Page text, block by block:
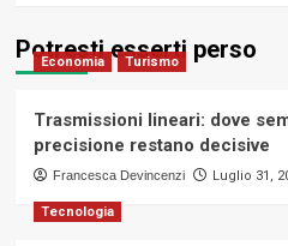
Potresti esserti perso
Economia Turismo
Trasmissioni lineari: dove
precisione restano decisive
Francesca Devincenzi Luglio 31,
Tecnologia